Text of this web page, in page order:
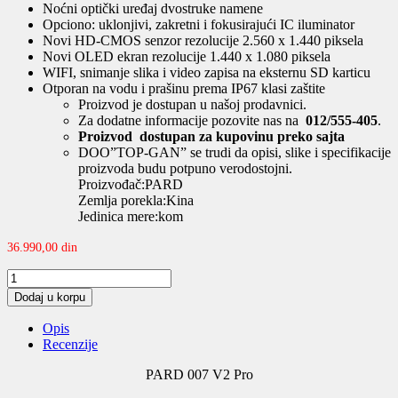
Noćni optički uređaj dvostruke namene
Opciono: uklonjivi, zakretni i fokusirajući IC iluminator
Novi HD-CMOS senzor rezolucije 2.560 x 1.440 piksela
Novi OLED ekran rezolucije 1.440 x 1.080 piksela
WIFI, snimanje slika i video zapisa na eksternu SD karticu
Otporan na vodu i prašinu prema IP67 klasi zaštite
Proizvod je dostupan u našoj prodavnici.
Za dodatne informacije pozovite nas na 012/555-405.
Proizvod dostupan za kupovinu preko sajta
DOO”TOP-GAN” se trudi da opisi, slike i specifikacije
proizvoda budu potpuno verodostojni.
Proizvođač:PARD
Zemlja porekla:Kina
Jedinica mere:kom
36.990,00 din
PARD
007
V2
quantity
Dodaj u korpu
Opis
Recenzije
PARD 007 V2 Pro